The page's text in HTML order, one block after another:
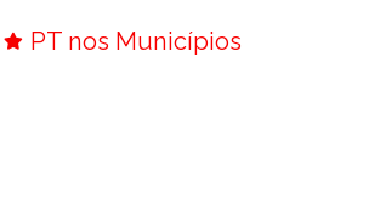
PT nos Municípios